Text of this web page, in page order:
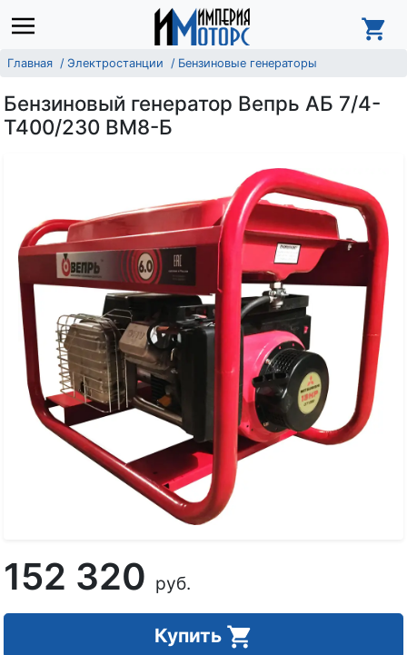
Главная Электростанции Бензиновые генераторы
Бензиновый генератор Вепрь АБ 7/4-
Т400/230 ВМ8-Б
152 320 руб.
Купить